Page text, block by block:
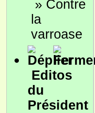
» Contre
la
varroase
Editos
du
Président